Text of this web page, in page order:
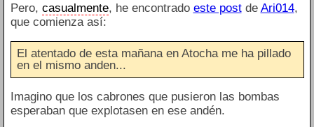
Pero, casualmente, he encontrado este postde Ari014,
que comienza así:
El atentado de esta mañana en Atocha me ha pillado
en el mismo anden...
Imagino que los cabrones que pusieron las bombas
esperaban que explotasen en ese andén.